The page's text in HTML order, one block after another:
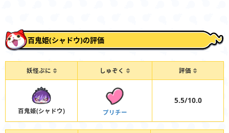
百鬼姫(シャドウ)の評価
妖怪ぷに しゅぞく 評価
百鬼姫(シャドウ) プリチー
5.5/10.0